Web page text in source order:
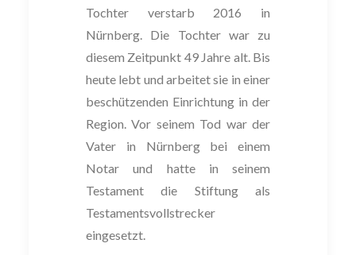
Tochter verstarb 2016 in
Nürnberg. Die Tochter war zu
diesem Zeitpunkt 49 Jahre alt. Bis
heute lebt und arbeitetsie in einer
beschützenden Einrichtung in der
Region. Vor seinem Tod war der
Vater in Nürnberg bei einem
Notarund hatte in seinem
Testament die Stiftung als
Testamentsvollstrecker
eingesetzt.